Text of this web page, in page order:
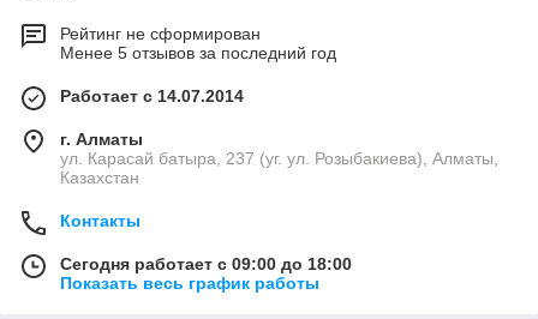
Рейтинг не сформирован
Менее 5 отзывов за последний год
Работает с 14.07.2014
г. Алматы
ул. Карасай батыра, 237 (уг. ул. Розыбакиева), Алматы,
Казахстан
Контакты
Сегодня работает с 09:00 до 18:00
Показать весь график работы